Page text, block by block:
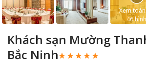
Khách sạn Mường
Bắc Ninh
Xem
46hình